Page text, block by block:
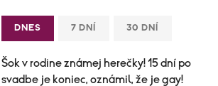
DNES 7 DNÍ 30 DNÍ
Šok v rodine známej herečky! 15 dní po
svadbe je koniec, oznámil, že je gay!